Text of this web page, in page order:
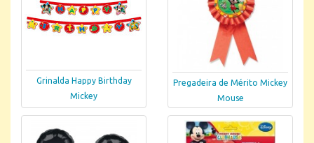
Grinalda Happy Birthday
Mickey
Pregadeira de Mérito Mickey
Mouse